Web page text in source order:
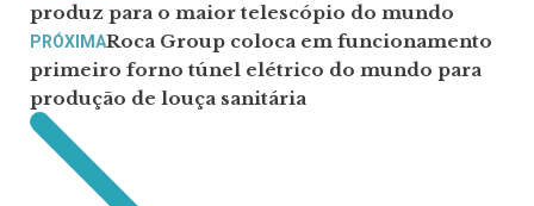
produz para o maior telescópio do mundo
PRÓXIMARoca Group coloca em funcionamento
primeiro forno túnel elétrico do mundo para
produção de louça sanitária